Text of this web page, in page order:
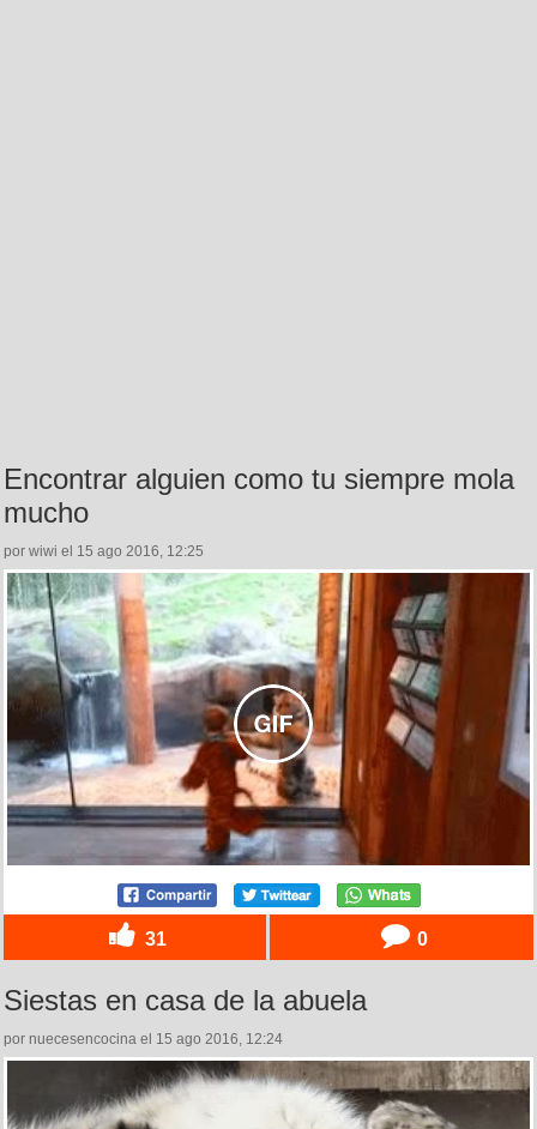
Encontrar alguien como tu siempre mola
mucho
por wiwi el 15 ago 2016, 12:25
31 0
Siestas en casa de la abuela
por nuecesencocina el 15 ago 2016, 12:24